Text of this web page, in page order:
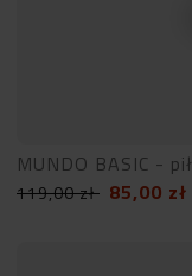
MUNDO BASIC -
119,00zł 85,00 zł